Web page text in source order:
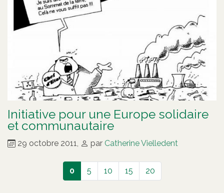
Initiative pour une Europe solidaire
et communautaire
29 octobre 2011, par Catherine Vielledent
0 5 10 15 20